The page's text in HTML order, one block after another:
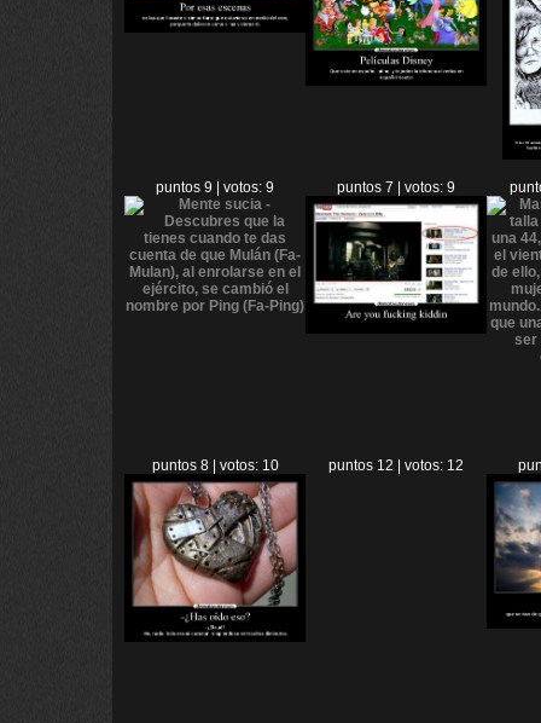
puntos 9 | votos: 9 puntos 7 | votos: 9
puntos 8 | votos: 10 puntos 12 | votos: 12